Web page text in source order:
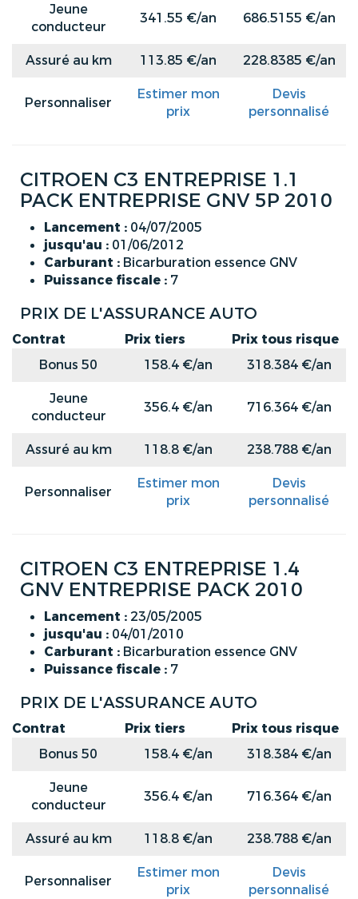
Jeune
conducteur
341.55 €/an 686.5155 €/an
Assuré au km 113.85 €/an 228.8385 €/an
Personnaliser
Estimer mon
prix
Devis
personnalisé
CITROEN C3 ENTREPRISE 1.1
PACK ENTREPRISE GNV 5P 2010
Lancement : 04/07/2005
jusqu'au : 01/06/2012
Carburant : Bicarburation essence GNV
Puissance fiscale : 7
PRIX DE L'ASSURANCE AUTO
Contrat Prix tiers
Prix tous risque
Bonus 50
158.4 €/an
318.384 €/an
Jeune
conducteur
356.4 €/an 716.364 €/an
Assuré au km 118.8 €/an 238.788 €/an
Personnaliser
Estimer mon
prix
Devis
personnalisé
CITROEN C3 ENTREPRISE 1.4
GNV ENTREPRISE PACK 2010
Lancement : 23/05/2005
jusqu'au : 04/01/2010
Carburant : Bicarburation essence GNV
Puissance fiscale : 7
PRIX DE L'ASSURANCE AUTO
Contrat Prix tiers
Prix tous risque
Bonus 50
158.4 €/an
318.384 €/an
Jeune
conducteur
356.4 €/an 716.364 €/an
Assuré au km 118.8 €/an 238.788 €/an
Personnaliser
Estimer mon
prix
Devis
personnalisé